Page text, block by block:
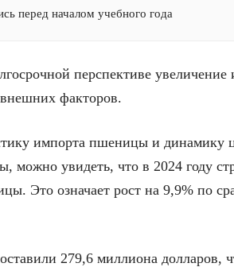
перед началом учебного года
перспективе
факторов.
импорта пшеницы и динамику
можно увидеть, что в 2024 году
Это означает рост на 9,9% по
279,6 миллиона долларов,